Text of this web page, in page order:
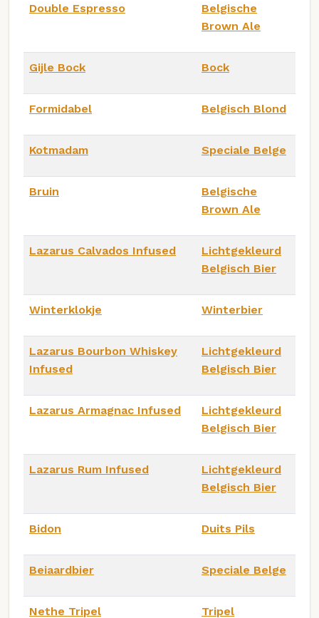
Double Espresso
Belgische
Brown Ale
Gijle Bock Bock
Formidabel Belgisch Blond
Kotmadam Speciale Belge
Bruin
Belgische
Brown Ale
Lazarus Calvados Infused
Lichtgekleurd
Belgisch Bier
Winterklokje Winterbier
Lazarus Bourbon Whiskey
Infused
Lichtgekleurd
Belgisch Bier
Lazarus Armagnac Infused
Lichtgekleurd
Belgisch Bier
Lazarus Rum Infused
Lichtgekleurd
Belgisch Bier
Bidon Duits Pils
Beiaardbier Speciale Belge
Nethe Tripel Tripel